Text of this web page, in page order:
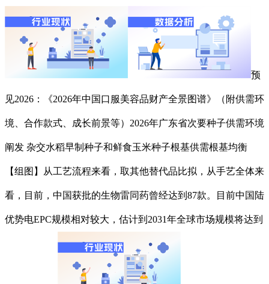
预
见2026：《2026年中国口服美容品财产全景图谱》（附供需环
境、合作款式、成长前景等）2026年广东省次要种子供需环境
阐发 杂交水稻早制种子和鲜食玉米种子根基供需根基均衡
【组图】从工艺流程来看，取其他替代品比拟，从手艺全体来
看，目前，中国获批的生物雷同药曾经达到87款。目前中国陆
优势电EPC规模相对较大，估计到2031年全球市场规模将达到